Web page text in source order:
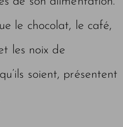
le chocolat, le café,
les noix de
soient, présentent